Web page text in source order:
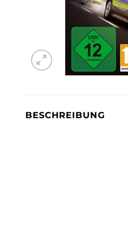
BESCHREIBUNG